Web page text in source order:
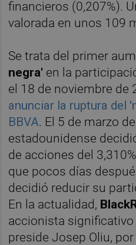
financieros (0,207%).
valorada en unos 109
Se trata del primer
negra' en la
el 18 de noviembre de
anunciar la ruptura del
BBVA. El 5 de marzo
estadounidense
de acciones del
que pocos días
decidió reducir su
En la actualidad,
accionista significativo
preside Josep Oliu,